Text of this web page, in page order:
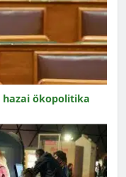
hazai ökopolitika